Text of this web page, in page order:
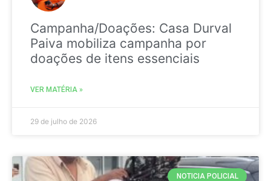
Campanha/Doações: Casa Durval
Paiva mobiliza campanha por
doações de itens essenciais
VER MATÉRIA »
29 de julho de 2026
NOTICIA POLICIAL